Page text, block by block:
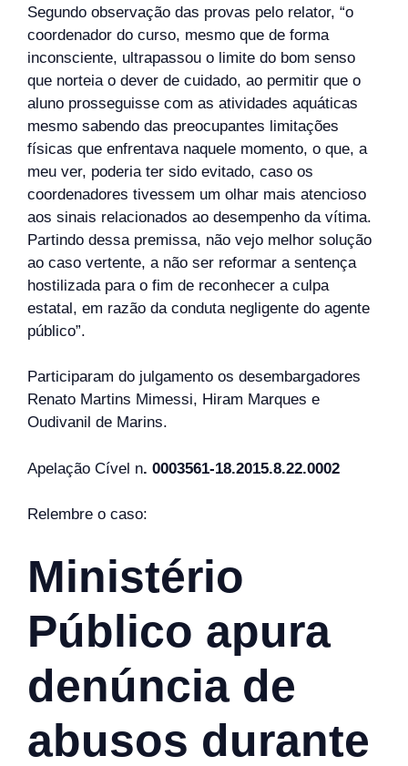
Segundo observação das provas pelo relator, “o
coordenador do curso, mesmo que de forma
inconsciente, ultrapassou o limite do bom senso
que norteia o dever de cuidado, ao permitir que o
aluno prosseguisse com as atividades aquáticas
mesmo sabendo das preocupantes limitações
físicas que enfrentava naquele momento, o que, a
meu ver, poderia ter sido evitado, caso os
coordenadores tivessem um olhar mais atencioso
aos sinais relacionados ao desempenho da vítima.
Partindo dessa premissa, não vejo melhor solução
ao caso vertente, a não ser reformar a sentença
hostilizada para o fim de reconhecer a culpa
estatal, em razão da conduta negligente do agente
público”.
Participaram do julgamento os desembargadores
Renato Martins Mimessi, Hiram Marques e
Oudivanil de Marins.
Apelação Cível n. 0003561-18.2015.8.22.0002
Relembre o caso:
Ministério
Público apura
denúncia de
abusos durante